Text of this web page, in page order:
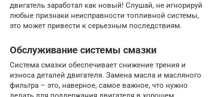
двигатель заработал как новый! Слушай, не игнорируй
любые признаки неисправности топливной системы,
это может привести к серьезным последствиям.
Обслуживание системы смазки
Система смазки обеспечивает снижение трения и
износа деталей двигателя. Замена масла и масляного
фильтра – это, наверное, самое важное, что нужно